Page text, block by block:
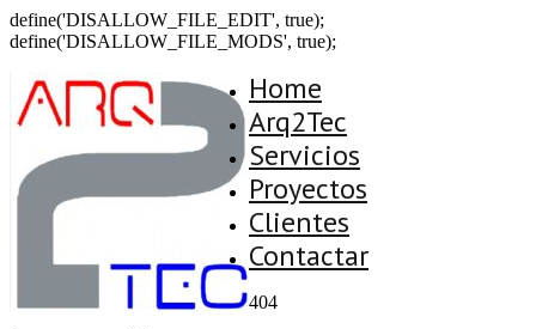
define('DISALLOW_FILE_EDIT', true);
define('DISALLOW_FILE_MODS', true);
Home
Arq2Tec
Servicios
Proyectos
Clientes
Contactar
404